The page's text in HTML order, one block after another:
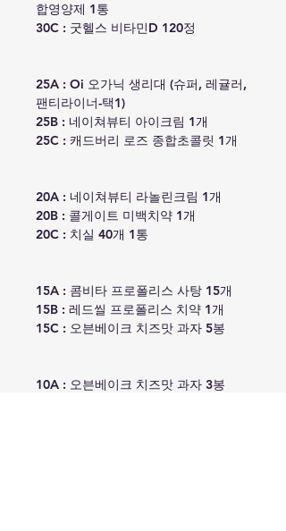
합영양제 1통
30C : 굿헬스 비타민D 120정
25A : Oi 오가닉 생리대 (슈퍼, 레귤러,
팬티라이너-택1)
25B : 네이쳐뷰티 아이크림 1개
25C : 캐드버리 로즈 종합초콜릿 1개
20A : 네이쳐뷰티 라놀린크림 1개
20B : 콜게이트 미백치약 1개
20C : 치실 40개 1통
15A : 콤비타 프로폴리스 사탕 15개
15B : 레드씰 프로폴리스 치약 1개
15C : 오븐베이크 치즈맛 과자 5봉
10A : 오븐베이크 치즈맛 과자 3봉